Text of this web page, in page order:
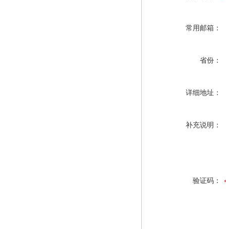
常用邮箱：
省份：
详细地址：
补充说明：
验证码：